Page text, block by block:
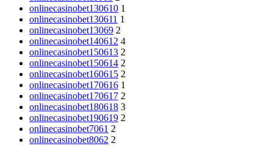
onlinecasinobet130610 1
onlinecasinobet130611 1
onlinecasinobet13069 2
onlinecasinobet140612 4
onlinecasinobet150613 2
onlinecasinobet150614 2
onlinecasinobet160615 2
onlinecasinobet170616 1
onlinecasinobet170617 2
onlinecasinobet180618 3
onlinecasinobet190619 2
onlinecasinobet7061 2
onlinecasinobet8062 2